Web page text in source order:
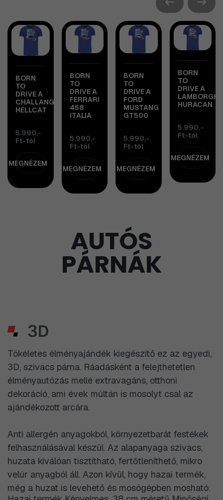
BORN
TO
DRIVE A
CHALLANGER
HELLCAT
5.990,-
Ft-tól
MEGNÉZEM
BORN
TO
DRIVE A
FERRARI
458
ITALIA
5.990,-
Ft-tól
MEGNÉZEM
BORN
TO
DRIVE A
FORD
MUSTANG
GT500
5.990,-
Ft-tól
MEGNÉZEM
BORN
TO
DRIVE A
HURACAN
5.990,-
Ft-tól
MEGNÉZEM
AUTÓS
PÁRNÁK
3D
Tökéletes élményajándék kiegészítő ez az egyedi,
3D, szivacs párna. Ráadásként a felejthetetlen
élményautózás mellé extravagáns, otthoni
dekoráció, ami évek múltán is mosolyt csal az
ajándékozott arcára.
Anti allergén anyagokból, környezetbarát festékek
felhasználásával készül. Az alapanyaga szivacs,
huzata kiválóan tisztítható, fertőtleníthető, mikro
velúr anyagból áll. Azon kívül, hogy hazai termék,
még a huzat is levehető és mosógépben mosható.